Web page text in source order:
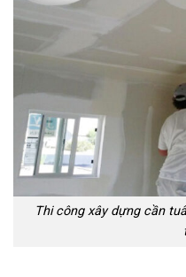
Thi công xây dựng cần